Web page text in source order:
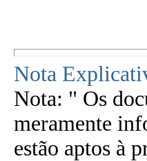
Nota
Nota: " Os
meramente
estão aptos à